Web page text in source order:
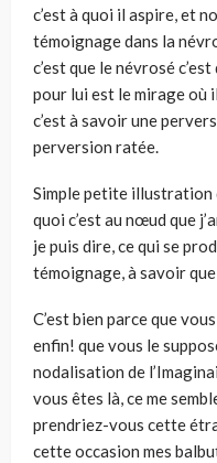
c’est à quoi il aspire, et
témoignage dans la
c’est que le névrosé
pour lui est le mirage où
c’est à savoir une
perversion ratée.
Simple petite illustration
quoi c’est au nœud que
je puis dire, ce qui se
témoignage, à savoir
C’est bien parce que
enfin! que vous le
nodalisation de
vous êtes là, ce me
prendriez-vous cette
cette occasion mes